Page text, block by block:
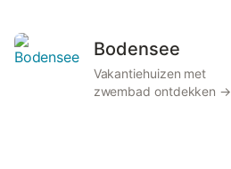
Bodensee
Vakantiehuizen met
zwembad ontdekken →